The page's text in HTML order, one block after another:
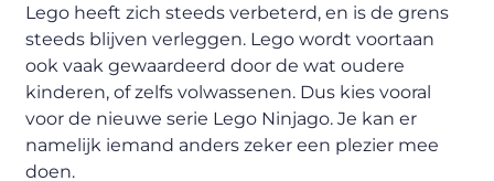
Lego heeft zich steeds verbeterd, en is de grens
steeds blijven verleggen. Lego wordt voortaan
ook vaak gewaardeerd door de wat oudere
kinderen, of zelfs volwassenen. Dus kies vooral
voor de nieuwe serie Lego Ninjago. Je kan er
namelijk iemand anders zeker een plezier mee
doen.